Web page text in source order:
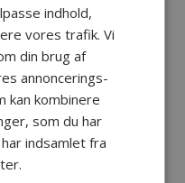
indhold,
vores trafik. Vi
din brug af
annoncerings-
kan kombinere
som du har
indsamlet fra